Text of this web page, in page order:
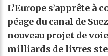
L’Europe s’apprête à
péage du canal de
nouveau projet de
milliards de livres